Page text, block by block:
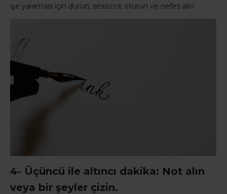
işe yaraması için durun, sessizce oturun ve nefes alın.
4- Üçüncü ile altıncı dakika: Not alın
veya bir şeyler çizin.